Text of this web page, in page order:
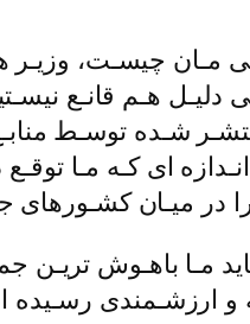
چیسـت، وزیـر
هـم قانـع
شـده توسـط
ای کـه مـا توقـع
مـا باهـوش تریـن
و ارزشـمندی رسـیده